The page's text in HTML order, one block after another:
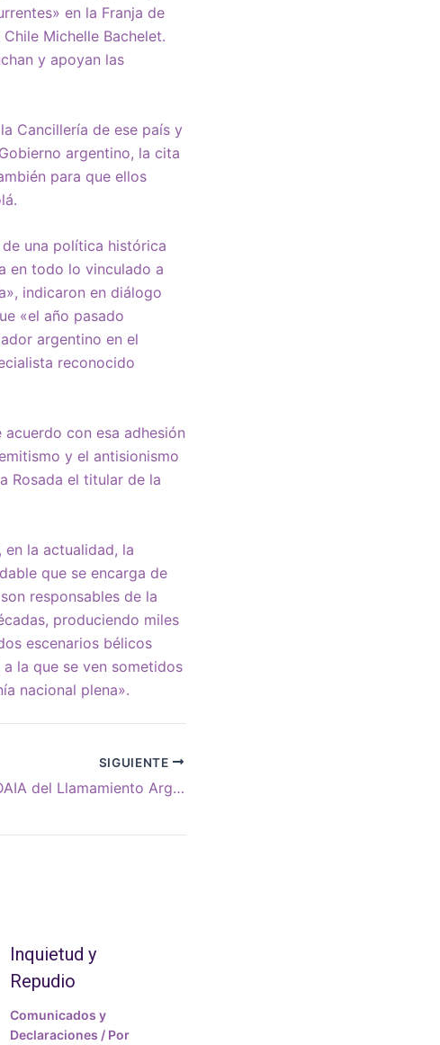
en la Franja de
Michelle Bachelet.
y apoyan las
Cancillería de ese país y
argentino, la cita
para que ellos
una política histórica
en todo lo vinculado a
indicaron en diálogo
«el año pasado
argentino en el
reconocido
con esa adhesión
y el antisionismo
Rosada el titular de la
en la actualidad, la
que se encarga de
responsables de la
produciendo miles
escenarios bélicos
la que se ven sometidos
nacional plena».
SIGUIENTE
Carta a la DAIA del Llamamiento Argentino Judío
Inquietud y
Repudio
Comunicados y
Declaraciones / Por